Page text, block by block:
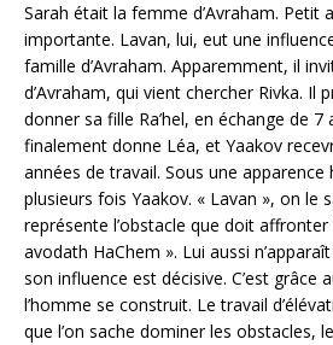
Sarah était la femme d’Avraham. Petit
importante. Lavan, lui, eut une
famille d’Avraham. Apparemment, il
d’Avraham, qui vient chercher Rivka. Il
donner sa fille Ra’hel, en échange de 7
finalement donne Léa, et Yaakov
années de travail. Sous une
plusieurs fois Yaakov. « Lavan », on le
représente l’obstacle que doit
avodath HaChem ». Lui aussi
son influence est décisive. C’est grâce
l’homme se construit. Le travail
que l’on sache dominer les obstacles,